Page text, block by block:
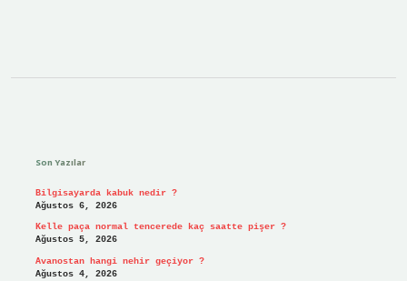
Son Yazılar
Bilgisayarda kabuk nedir ?
Ağustos 6, 2026
Kelle paça normal tencerede kaç saatte pişer ?
Ağustos 5, 2026
Avanostan hangi nehir geçiyor ?
Ağustos 4, 2026